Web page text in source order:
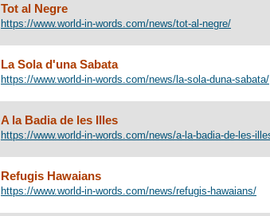
Tot al Negre
https://www.world-in-words.com/news/tot-al-negre/
La Sola d'una Sabata
https://www.world-in-words.com/news/la-sola-duna-sabata/
A la Badia de les Illes
https://www.world-in-words.com/news/a-la-badia-de-les-
Refugis Hawaians
https://www.world-in-words.com/news/refugis-hawaians/